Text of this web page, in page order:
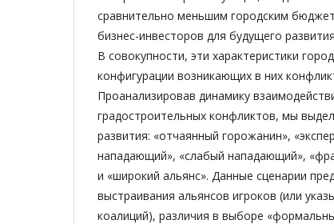
сравнительно меньшим городским
бизнес-инвесторов для будущего
В совокупности, эти характеристики
конфигурации возникающих в них
Проанализировав динамику
градостроительных конфликтов, мы
развития: «отчаянный горожанин»,
нападающий», «слабый нападающий»,
и «широкий альянс». Данные сценарии
выстраивания альянсов игроков (или
коалиций), различия в выборе